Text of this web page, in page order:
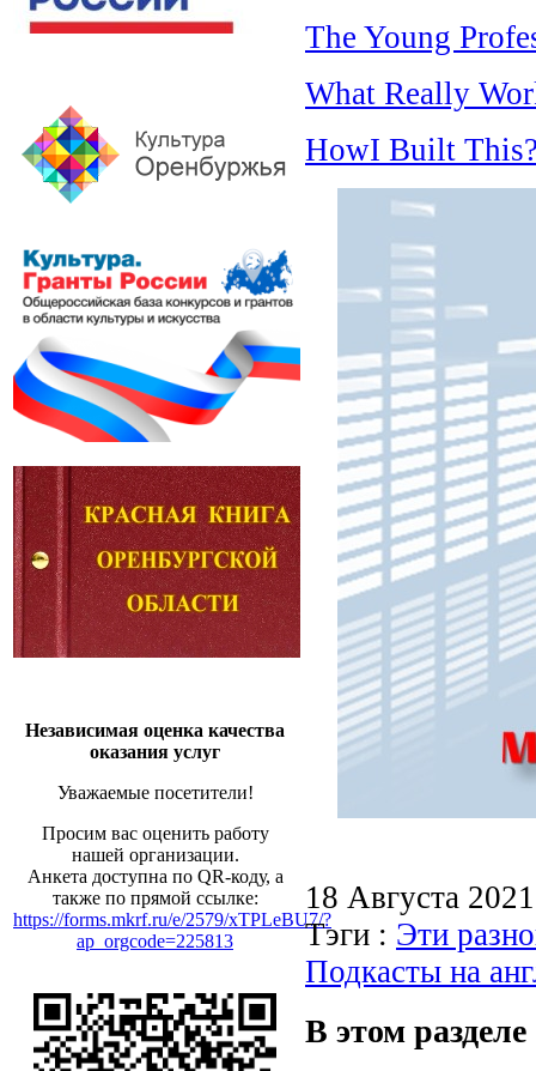
Независимая оценка качества
оказания услуг
Уважаемые посетители!
Просим вас оценить работу
нашей организации.
Анкета доступна по QR-коду, а
также по прямой ссылке:
https://forms.mkrf.ru/e/2579/xTPLeBU7/?
ap_orgcode=225813
The Young
What Really
HowI Built
18 Августа
Тэги : Эти
Подкасты на
В этом разделе